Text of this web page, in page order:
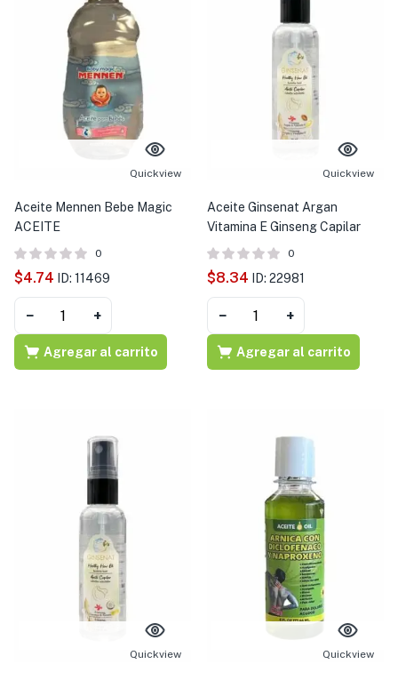
Quickview
Aceite Mennen Bebe Magic
ACEITE
0
$4.74 ID: 11469
− +
Agregar al carrito
Quickview
Aceite Ginsenat Argan
Vitamina E Ginseng Capilar
0
$8.34 ID: 22981
− +
Agregar al carrito
Quickview Quickview